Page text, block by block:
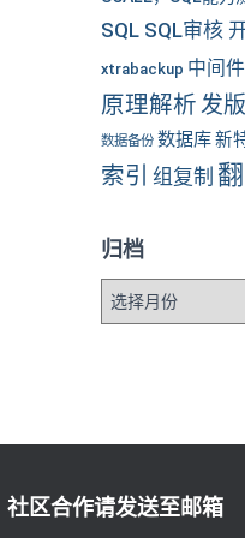
SQL SQL审核
xtrabackup 中间件
原理解析发版
数据备份 数据库 新
索引 组复制
归档
社区合作请发送至邮箱